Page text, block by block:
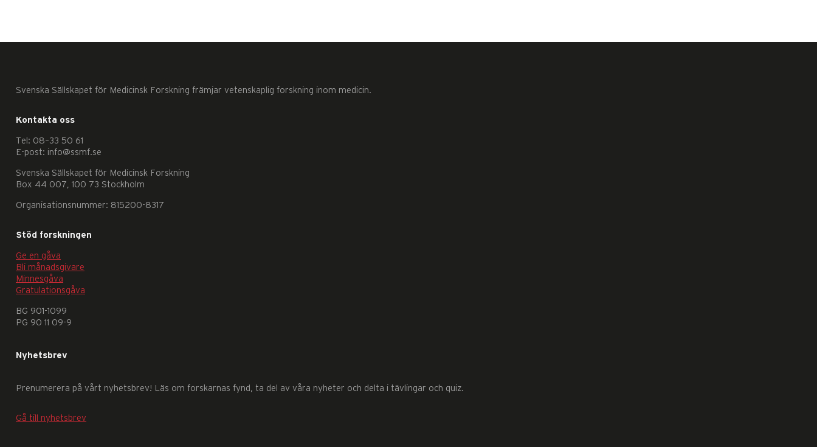
Svenska Sällskapet för Medicinsk Forskning främjar vetenskaplig forskning inom medicin.
Kontakta oss
Tel: 08–33 50 61
E-post: info@ssmf.se
Svenska Sällskapet för Medicinsk Forskning
Box 44 007, 100 73 Stockholm
Organisationsnummer: 815200-8317
Stöd forskningen
Ge en gåva
Bli månadsgivare
Minnesgåva
Gratulationsgåva
BG 901-1099
PG 90 11 09-9
Nyhetsbrev
Prenumerera på vårt nyhetsbrev! Läs om forskarnas fynd, ta del av våra nyheter och delta i tävlingar och quiz.
Gå till nyhetsbrev
Nödvändiga
Dessa
kakor
går
att
bort.
behövs